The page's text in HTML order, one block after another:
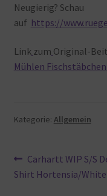
Neugierig? Schau
auf https://
Link zum Original-
Mühlen
Kategorie: Allgemein
Vorheriger
Beitrag:
Carhartt WIP S/S
Shirt Hortensia/White